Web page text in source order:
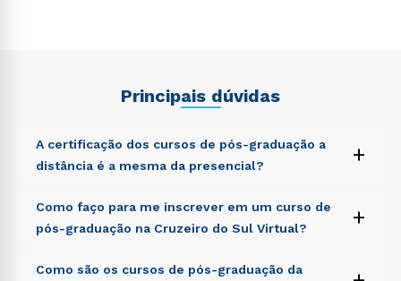
Principais dúvidas
A certificação dos cursos de pós-graduação a
distância é a mesma da presencial?
+
Sed ut perspiciatis unde omnis iste natus error sit
voluptatem accusantium doloremque laudantium,
totam rem aperiam, eaque ipsa quae ab illo inventore
explicabo. Nemo enim ipsam voluptatem quia
Como faço para me inscrever em um curso de
pós-graduação na Cruzeiro do Sul Virtual?
+
Sed ut perspiciatis unde omnis iste natus error sit
Como são os cursos de pós-graduação da